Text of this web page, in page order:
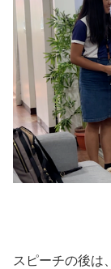
スピーチの後は